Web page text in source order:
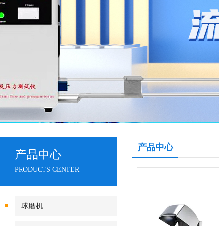
产品中心
PRODUCTS CENTER
球磨机
产品中心